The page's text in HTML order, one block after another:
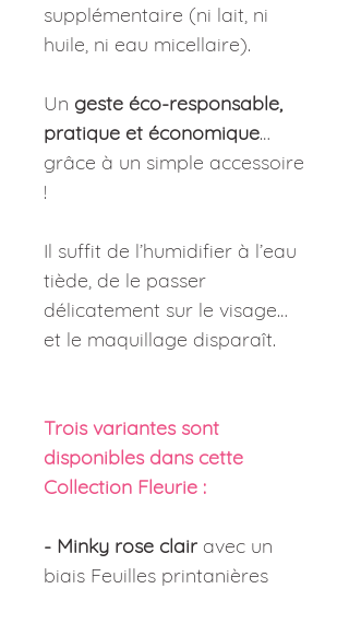
supplémentaire (ni lait, ni
huile, ni eau micellaire).
Un geste éco-responsable,
pratique et économique…
grâce à un simple accessoire
!
Il suffit de l’humidifier à l’eau
tiède, de le passer
délicatement sur le visage…
et le maquillage disparaît.
Trois variantes sont
disponibles dans cette
Collection Fleurie :
- Minky rose clair avec un
biais Feuilles printanières